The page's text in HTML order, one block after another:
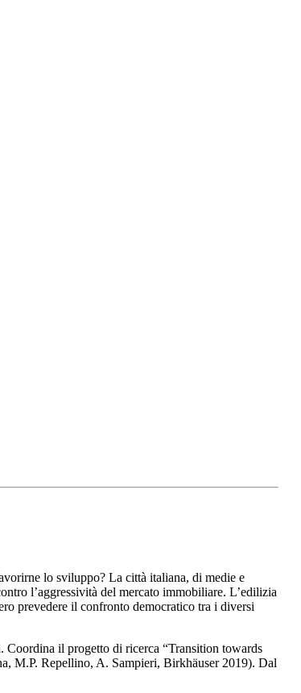
lo sviluppo? La città italiana, di medie e
l’aggressività del mercato immobiliare. L’edilizia
prevedere il confronto democratico tra i diversi
Coordina il progetto di ricerca “Transition towards
M.P. Repellino, A. Sampieri, Birkhäuser 2019). Dal